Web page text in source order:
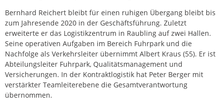
Bernhard Reichert bleibt für einen ruhigen Übergang bleibt bis
zum Jahresende 2020 in der Geschäftsführung. Zuletzt
erweiterte er das Logistikzentrum in Raubling auf zwei Hallen.
Seine operativen Aufgaben im Bereich Fuhrpark und die
Nachfolge als Verkehrsleiter übernimmt Albert Kraus (55). Er ist
Abteilungsleiter Fuhrpark, Qualitätsmanagement und
Versicherungen. In der Kontraktlogistik hat Peter Berger mit
verstärkter Teamleiterebene die Gesamtverantwortung
übernommen.